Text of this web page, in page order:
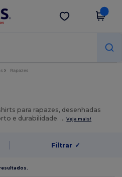
Obter app
Rapazes
para rapazes, desenhadas
e durabilidade. …Veja mais!
Filtrar ✓